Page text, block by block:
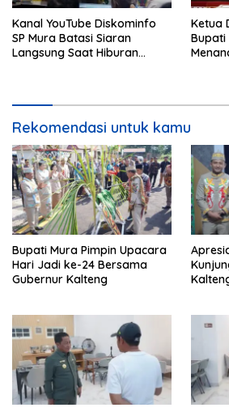
Kanal YouTube Diskominfo
SP Mura Batasi Siaran
Langsung Saat Hiburan
Ketua
Bupati
Rekomendasi untuk kamu
Bupati Mura Pimpin Upacara
Hari Jadi ke-24 Bersama
Gubernur Kalteng